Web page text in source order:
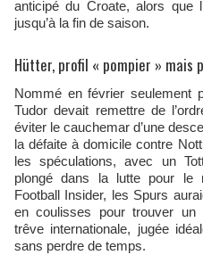
anticipé du Croate, alors que
jusqu’à la fin de saison.
Hütter, profil « pompier » mais
Nommé en février seulement pour remplacer Thomas Frank,
Tudor devait remettre de
éviter le cauchemar d’une
la défaite à domicile contre
les spéculations, avec un
plongé dans la lutte pour le
Football Insider, les Spurs
en coulisses pour trouver un
trêve internationale, jugée
sans perdre de temps.